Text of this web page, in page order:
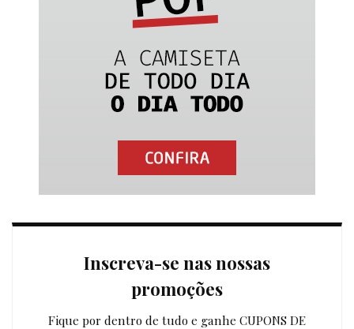
Inscreva-se nas nossas
promoções
Fique por dentro de tudo e ganhe CUPONS DE